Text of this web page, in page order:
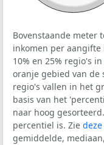
Bovenstaande meter
inkomen per aangifte
10% en 25% regio's
oranje gebied van de
regio's vallen in het
basis van het
naar hoog
percentiel is. Zie
gemiddelde,